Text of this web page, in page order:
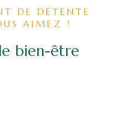
DE DÉTENTE
AIMEZ !
bien-être